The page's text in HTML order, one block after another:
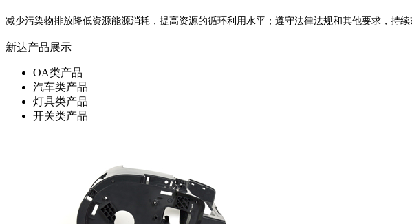
减少污染物排放降低资源能源消耗，提高资源的循环利用水平；遵守法律法规和其他要求，持
新达产品展示
OA类产品
汽车类产品
灯具类产品
开关类产品